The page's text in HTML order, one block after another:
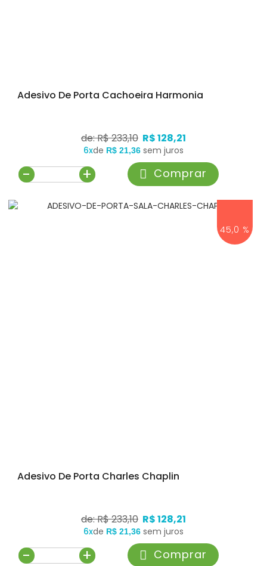
Adesivo De Porta Cachoeira Harmonia
de: R$ 233,10 R$ 128,21
6xde R$ 21,36 sem juros
- + Comprar
45,0 %
Adesivo De Porta Charles Chaplin
de: R$ 233,10 R$ 128,21
6xde R$ 21,36 sem juros
- + Comprar